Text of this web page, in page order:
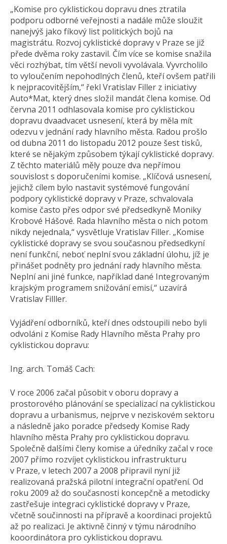
„Komise pro cyklistickou dopravu dnes ztratila
podporu odborné veřejnosti a nadále může sloužit
nanejvýš jako fíkový list politických bojů na
magistrátu. Rozvoj cyklistické dopravy v Praze se již
přede dvěma roky zastavil. Čím více se komise snažila
věci rozhýbat, tím větší nevoli vyvolávala. Vyvrcholilo
to vyloučením nepohodlných členů, kteří ovšem patřili
k nejpracovitěj­ším,“ řekl Vratislav Filler z iniciativy
Auto*Mat, který dnes složil mandát člena komise. Od
června 2011 odhlasovala komise pro cyklistickou
dopravu dvaadvacet usnesení, která by měla mít
odezvu v jednání rady hlavního města. Radou prošlo
od dubna 2011 do listopadu 2012 pouze šest tisků,
které se nějakým způsobem týkají cyklistické dopravy.
Z těchto materiálů měly pouze dva nepřímou
souvislost s doporučeními komise. „Klíčová usnesení,
jejichž cílem bylo nastavit systémové fungování
podpory cyklistické dopravy v Praze, schvalovala
komise často přes odpor své předsedkyně Moniky
Krobové Hášové. Rada hlavního města o nich potom
nikdy nejednala,“ vysvětluje Vratislav Filler. „Komise
cyklistické dopravy se svou současnou předsedkyní
není funkční, neboť neplní svou základní úlohu, jíž je
přinášet podněty pro jednání rady hlavního města.
Neplní ani jiné funkce, například dané Integrovaným
krajským programem snižování emisí,“ uzavírá
Vratislav Filller.
Vyjádření odborníků, kteří dnes odstoupili nebo byli
odvoláni z Komise Rady Hlavního města Prahy pro
cyklistickou dopravu:
Ing. arch. Tomáš Cach:
V roce 2006 začal působit v oboru dopravy a
prostorového plánování se specializací na cyklistickou
dopravu a urbanismus, nejprve v neziskovém sektoru
a následně jako poradce předsedy Komise Rady
hlavního města Prahy pro cyklistickou dopravu.
Společně dalšími členy komise a úředníky začal v roce
2007 přímo rozvíjet cyklistickou infrastrukturu
v Praze, v letech 2007 a 2008 připravil nyní již
realizovaná pražská pilotní integrační opatření. Od
roku 2009 až do současnosti koncepčně a metodicky
zastřešuje integraci cyklistické dopravy v Praze,
včetně součinnosti na přípravě a koordinaci projektů
až po realizaci. Je aktivně činný v týmu národního
kooordinátora pro cyklistickou dopravu.